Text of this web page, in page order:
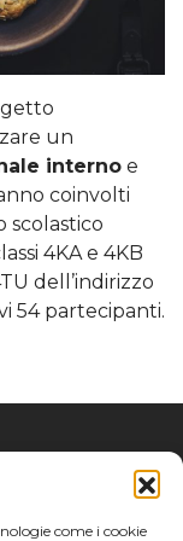
come i cookie
un
interno e
coinvolti
scolastico
4KA e 4KB
dell’indirizzo
54 partecipanti.